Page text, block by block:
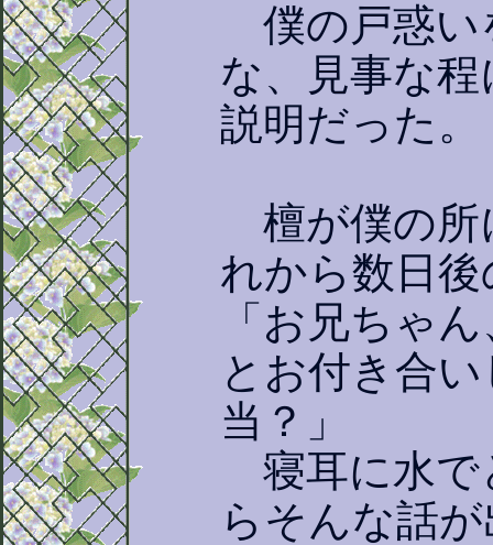
僕の戸惑い
な、見事な
説明だった。
檀が僕の所
れから数日
「お兄ちゃ
とお付き合
当？」
寝耳に水で
らそんな話